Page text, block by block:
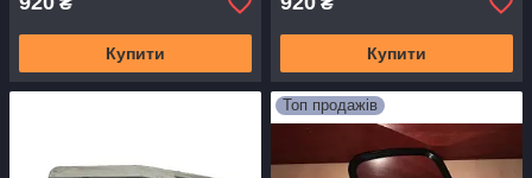
Купити Купити
Топ продажів